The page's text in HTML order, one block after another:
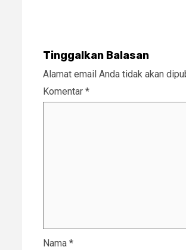
Tinggalkan Balasan
Alamat email Anda tidak akan
Komentar *
Nama *